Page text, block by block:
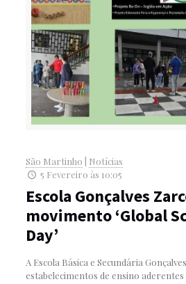
São Martinho
Notícias
5 Fevereiro às 10:05
Escola Gonçalves
movimento ‘Global
Day’
A Escola Básica e Secundária
estabelecimentos de ensino aderentes